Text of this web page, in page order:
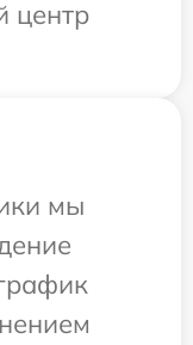
центр
мы